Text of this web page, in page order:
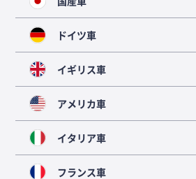
ドイツ車
イギリス車
アメリカ車
イタリア車
フランス車